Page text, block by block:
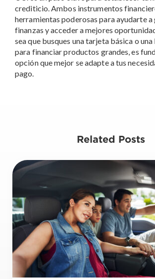
crediticio. Ambos instrumentos
herramientas poderosas para ayudarte a
finanzas y acceder a mejores
sea que busques una tarjeta básica o
para financiar productos grandes, es
opción que mejor se adapte a tus
pago.
Related Posts